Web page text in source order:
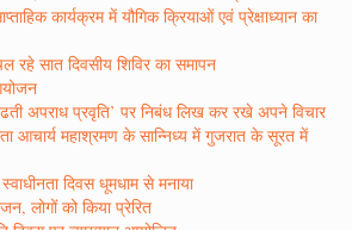
कार्यक्रम में यौगिक क्रियाओं एवं प्रेक्षाध्यान का
रहे सात दिवसीय शिविर का समापन
अपराध प्रवृति’ पर निबंध लिख कर रखे अपने विचार
आचार्य महाश्रमण के सान्निध्य में गुजरात के सूरत में
दिवस धूमधाम से मनाया
लोगों को किया प्रेरित